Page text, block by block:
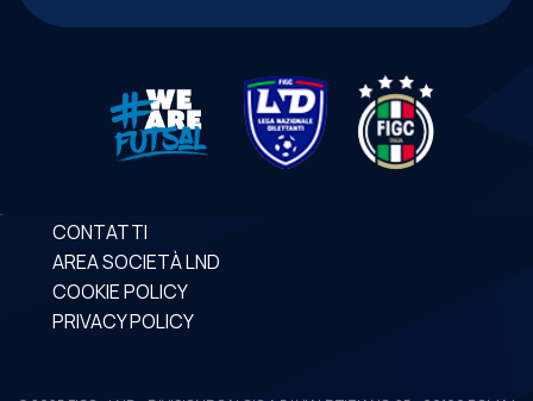
CONTATTI
AREA SOCIETÀ LND
COOKIE POLICY
PRIVACY POLICY